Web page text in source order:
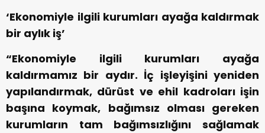
‘Ekonomiyle ilgili kurumları ayağa kaldırmak
bir aylık iş’
“Ekonomiyle ilgili kurumları ayağa
kaldırmamız bir aydır. İç işleyişini yeniden
yapılandırmak, dürüst ve ehil kadroları işin
başına koymak, bağımsız olması gereken
kurumların tam bağımsızlığını sağlamak